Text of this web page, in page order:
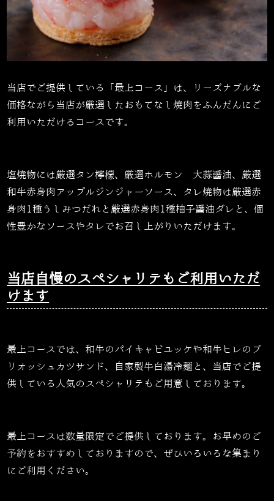
当店でご提供している「最上コース」は、リーズナブルな
価格ながら当店が厳選したおもてなし焼肉をふんだんにご
利用いただけるコースです。
塩焼物には厳選タン檸檬、厳選ホルモン 大蒜醤油、厳選
和牛赤身肉アップルジンジャーソース、タレ焼物は厳選赤
身肉1種うしみつだれと厳選赤身肉1種柚子醤油ダレと、個
性豊かなソースやタレでお召し上がりいただけます。
当店自慢のスペシャリテもご利用いただ
けます
最上コースでは、和牛のパイキャビユッケや和牛ヒレのブ
リオッシュカツサンド、自家製牛白湯冷麺と、当店でご提
供している人気のスペシャリテもご用意しております。
最上コースは数量限定でご提供しております。お早めのご
予約をおすすめしておりますので、ぜひいろいろな集まり
にご利用ください。